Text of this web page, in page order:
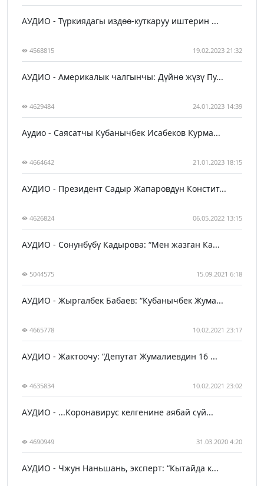
АУДИО - Түркиядагы издөө-куткаруу иштерин ...
4568815 19.02.2023 21:32
АУДИО - Америкалык чалгынчы: Дүйнө жүзү Пу...
4629484 24.01.2023 14:39
Аудио - Саясатчы Кубанычбек Исабеков Курма...
4664642 21.01.2023 18:15
АУДИО - Президент Садыр Жапаровдун Констит...
4626824 06.05.2022 13:15
АУДИО - Сонунбүбү Кадырова: “Мен жазган Ка...
5044575 15.09.2021 6:18
АУДИО - Жыргалбек Бабаев: “Кубанычбек Жума...
4665778 10.02.2021 23:17
АУДИО - Жактоочу: “Депутат Жумалиевдин 16 ...
4635834 10.02.2021 23:02
АУДИО - ...Коронавирус келгенине аябай сүй...
4690949 31.03.2020 4:20
АУДИО - Чжун Наньшань, эксперт: “Кытайда к...